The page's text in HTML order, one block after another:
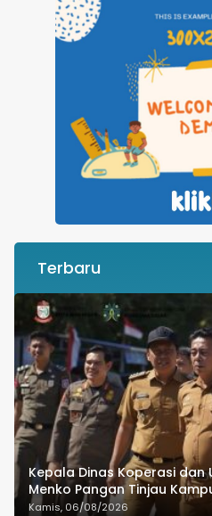
Terbaru
Kepala Dinas Koperasi dan
Menko Pangan Tinjau
Untia
Kamis, 06/08/2026